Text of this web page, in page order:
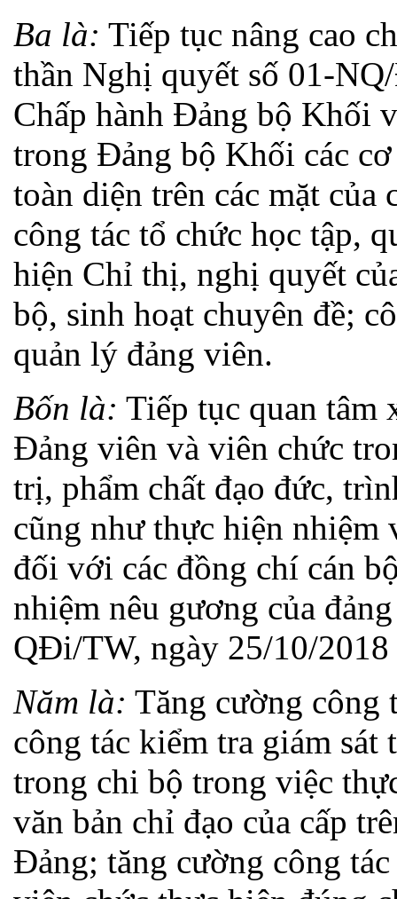
Ba là: Tiếp tục nâng cao
thần Nghị quyết số 01-
Chấp hành Đảng bộ Khối
trong Đảng bộ Khối các
toàn diện trên các mặt
công tác tổ chức học tập,
hiện Chỉ thị, nghị quyết
bộ, sinh hoạt chuyên đề;
quản lý đảng viên.
Bốn là: Tiếp tục quan tâm
Đảng viên và viên chức
trị, phẩm chất đạo đức,
cũng như thực hiện
đối với các đồng chí cán
nhiệm nêu gương của
QĐi/TW, ngày 25/10/2018
Năm là: Tăng cường công
công tác kiểm tra giám
trong chi bộ trong việc
văn bản chỉ đạo của cấp
Đảng; tăng cường công